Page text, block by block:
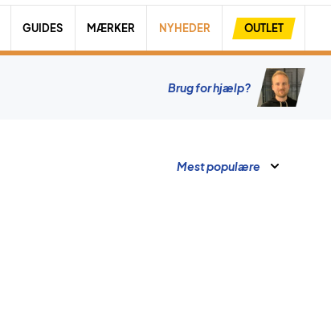
GUIDES MÆRKER NYHEDER OUTLET
Brug for hjælp?
Mest populære